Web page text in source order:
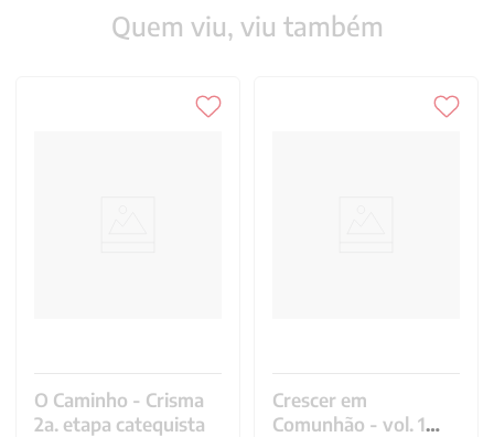
Quem viu, viu também
O Caminho - Crisma
2a. etapa catequista
Crescer em
Comunhão - vol. 1